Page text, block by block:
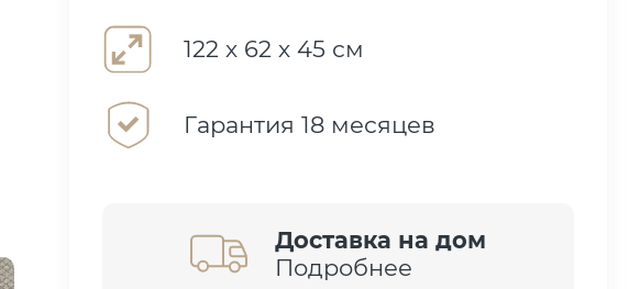
122 х 62 х 45 см
Гарантия 18 месяцев
Доставка на дом
Подробнее